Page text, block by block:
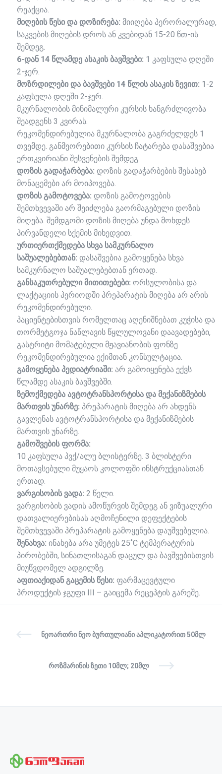
რეაქცია.
მიღების წესი და დოზირება: მიიღება პერორალურად,
საკვების მიღების დროს ან კვებიდან 15-20 წთ-ის
შემდეგ.
6-დან 14 წლამდე ასაკის ბავშვები: 1 კაფსულა დღეში
2-ჯერ.
მოზრდილები და ბავშვები 14 წლის ასაკის ზევით: 1-2
კაფსულა დღეში 2-ჯერ.
მკურნალობის მინიმალური კურსის ხანგრძლივობა
შეადგენს 3 კვირას.
რეკომენდირებულია მკურნალობა გაგრძელდეს 1
თვემდე. განმეორებითი კურსის ჩატარება დასაშვებია
ერთკვირიანი შესვენების შემდეგ.
დოზის გადაჭარბება: დოზის გადაჭარბების შესახებ
მონაცემები არ მოიპოვება.
დოზის გამოტოვება: დოზის გამოტოვების
შემთხვევაში არ შეიძლება გაორმაგებული დოზის
მიღება. შემდგომი დოზის მიღება უნდა მოხდეს
პირვანდელი სქემის მიხედვით.
ურთიერთქმედება სხვა სამკურნალო
საშუალებებთან: დასაშვებია გამოყენება სხვა
სამკურნალო საშუალებებთან ერთად.
განსაკუთრებული მითითებები: ორსულობისა და
ლაქტაციის პერიოდში პრეპარატის მიღება არ არის
რეკომენდირებული.
პაციენტებისთვის რომელთაც აღენიშნებათ კუჭისა და
თორმეტგოჯა ნაწლავის წყლულოვანი დაავადებები,
გასტრიტი მომატებული მჟავიანობის ფონზე
რეკომენდირებულია ექიმთან კონსულტაცია.
გამოყენება პედიატრიაში: არ გამოიყენება ექვს
წლამდე ასაკის ბავშვებში.
ზემოქმედება ავტოტრანსპორტისა და მექანიზმების
მართვის უნარზე: პრეპარატის მიღება არ ახდენს
გავლენას ავტოტრანსპორტისა და მექანიზმების
მართვის უნარზე.
გამოშვების ფორმა:
10 კაფსულა პვქ/ალუ ბლისტერზე. 3 ბლისტერი
მოთავსებული მუყაოს კოლოფში ინსტრუქციასთან
ერთად.
ვარგისობის ვადა: 2 წელი.
ვარგისობის ვადის ამოწურვის შემდეგ ან ვიზუალური
დათვალიერებისას აღმოჩენილი დეფექტების
შემთხვევაში პრეპარატის გამოყენება დაუშვებელია.
შენახვა: ინახება არა უმეტეს 25˚С ტემპერატურის
პირობებში, სინათლისაგან დაცულ და ბავშვებისთვის
მიუწვდომელ ადგილზე.
აფთიაქიდან გაცემის წესი: ფარმაცევტული
პროდუქტის ჯგუფი III – გაიცემა რეცეპტის გარეშე.
ᲜᲔᲝᲐᲠᲗᲠᲘ ᲜᲔᲝ ᲑᲣᲠᲗᲣᲚᲘᲐᲜᲘ ᲐᲞᲚᲘᲙᲐᲢᲝᲠᲘᲗ 50ᲛᲚ
ᲠᲝᲖᲛᲐᲠᲘᲜᲘᲡ ᲖᲔᲗᲘ 10ᲛᲚ; 20ᲛᲚ